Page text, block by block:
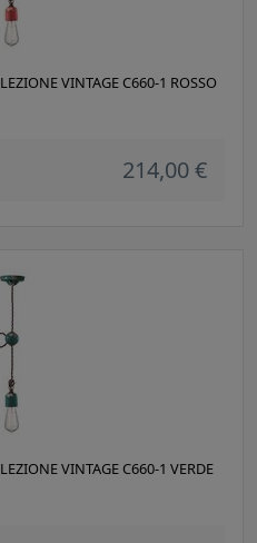
VINTAGE C660-1 ROSSO
214,00 €
VINTAGE C660-1 VERDE